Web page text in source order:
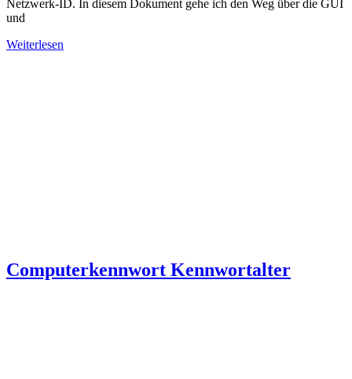
Netzwerk-ID. In diesem Dokument gehe ich den Weg über die GUI
und
Weiterlesen
Computerkennwort Kennwortalter